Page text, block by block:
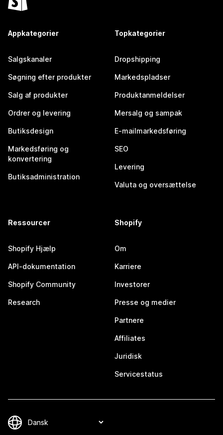
Appkategorier
Salgskanaler
Søgning efter produkter
Salg af produkter
Ordrer og levering
Butiksdesign
Markedsføring og
konvertering
Butiksadministration
Topkategorier
Dropshipping
Markedspladser
Produktanmeldelser
Mersalg og sampak
E-mailmarkedsføring
SEO
Levering
Valuta og oversættelse
Ressourcer
Shopify Hjælp
API-dokumentation
Shopify Community
Research
Shopify
Om
Karriere
Investorer
Presse og medier
Partnere
Affiliates
Juridisk
Servicestatus